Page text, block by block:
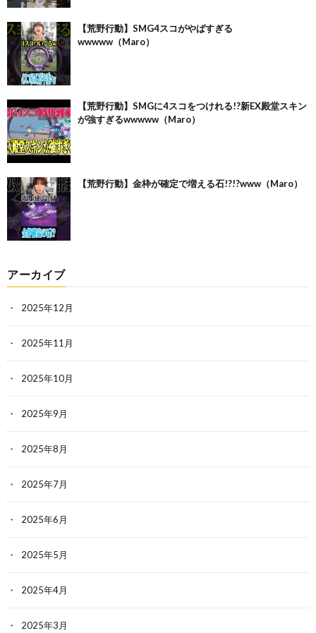
【荒野行動】SMG4スコがやばすぎる
wwwww（Maro）
【荒野行動】SMGに4スコをつけれる!?新EX殿堂スキン
が強すぎるwwwww（Maro）
【荒野行動】金枠が確定で増える石!?!?www（Maro）
アーカイブ
2025年12月
2025年11月
2025年10月
2025年9月
2025年8月
2025年7月
2025年6月
2025年5月
2025年4月
2025年3月